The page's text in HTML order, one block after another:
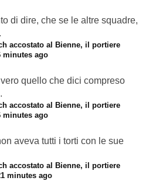
di dire, che se le altre squadre,
accostato al Bienne, il portiere
minutes ago
quello che dici compreso
accostato al Bienne, il portiere
minutes ago
aveva tutti i torti con le sue
accostato al Bienne, il portiere
minutes ago